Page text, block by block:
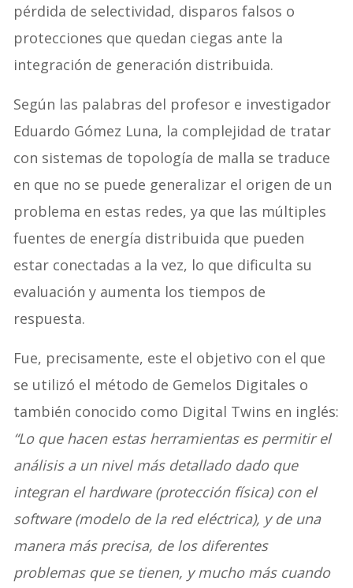
pérdida de selectividad, disparos falsos o
protecciones que quedan ciegas ante la
integración de generación distribuida.
Según las palabras del profesor e investigador
Eduardo Gómez Luna, la complejidad de tratar
con sistemas de topología de malla se traduce
en que no se puede generalizar el origen de un
problema en estas redes, ya que las múltiples
fuentes de energía distribuida que pueden
estar conectadas a la vez, lo que dificulta su
evaluación y aumenta los tiempos de
respuesta.
Fue, precisamente, este el objetivo con el que
se utilizó el método de Gemelos Digitales o
también conocido como Digital Twins en inglés:
“Lo que hacen estas herramientas es permitir el
análisis a un nivel más detallado dado que
integran el hardware (protección física) con el
software (modelo de la red eléctrica), y de una
manera más precisa, de los diferentes
problemas que se tienen, y mucho más cuando